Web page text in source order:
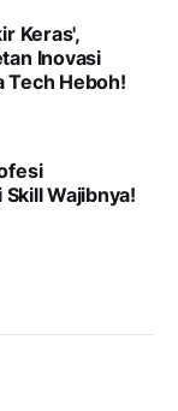
Keras',
Inovasi
Tech Heboh!
Skill Wajibnya!